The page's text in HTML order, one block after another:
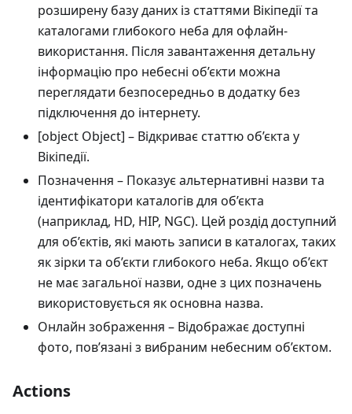
розширену базу даних із статтями Вікіпедії та
каталогами глибокого неба для офлайн-
використання. Після завантаження детальну
інформацію про небесні об’єкти можна
переглядати безпосередньо в додатку без
підключення до інтернету.
[object Object] – Відкриває статтю об’єкта у
Вікіпедії.
Позначення – Показує альтернативні назви та
ідентифікатори каталогів для об’єкта
(наприклад, HD, HIP, NGC). Цей роздід доступний
для об’єктів, які мають записи в каталогах, таких
як зірки та об’єкти глибокого неба. Якщо об’єкт
не має загальної назви, одне з цих позначень
використовується як основна назва.
Онлайн зображення – Відображає доступні
фото, пов’язані з вибраним небесним об’єктом.
Actions